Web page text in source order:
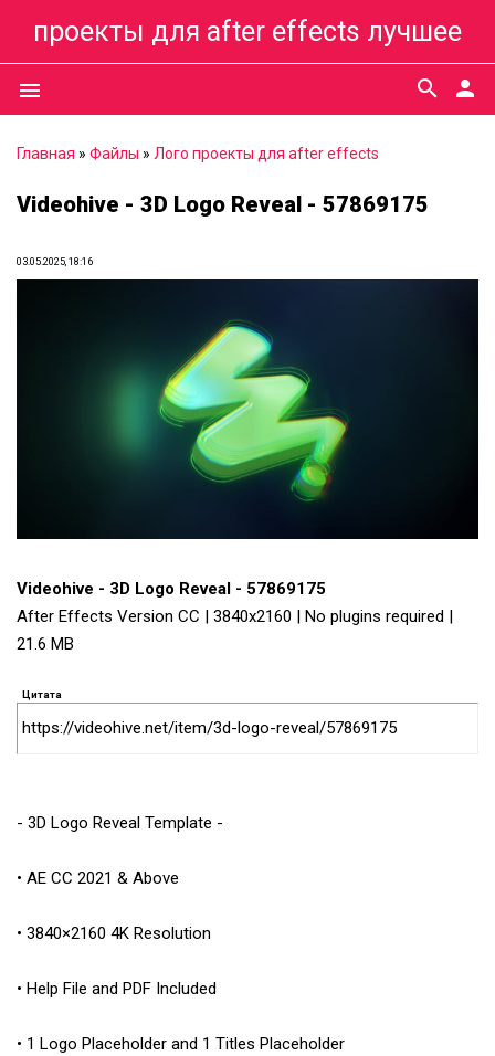
проекты для after effects лучшее
menu person
search
Главная » Файлы » Лого проекты для after effects
Videohive - 3D Logo Reveal - 57869175
03.05.2025, 18:16
Videohive - 3D Logo Reveal - 57869175
After Effects Version CC | 3840x2160 | No plugins required |
21.6 MB
Цитата
https://videohive.net/item/3d-logo-reveal/57869175
- 3D Logo Reveal Template -
• AE CC 2021 & Above
• 3840×2160 4K Resolution
• Help File and PDF Included
• 1 Logo Placeholder and 1 Titles Placeholder